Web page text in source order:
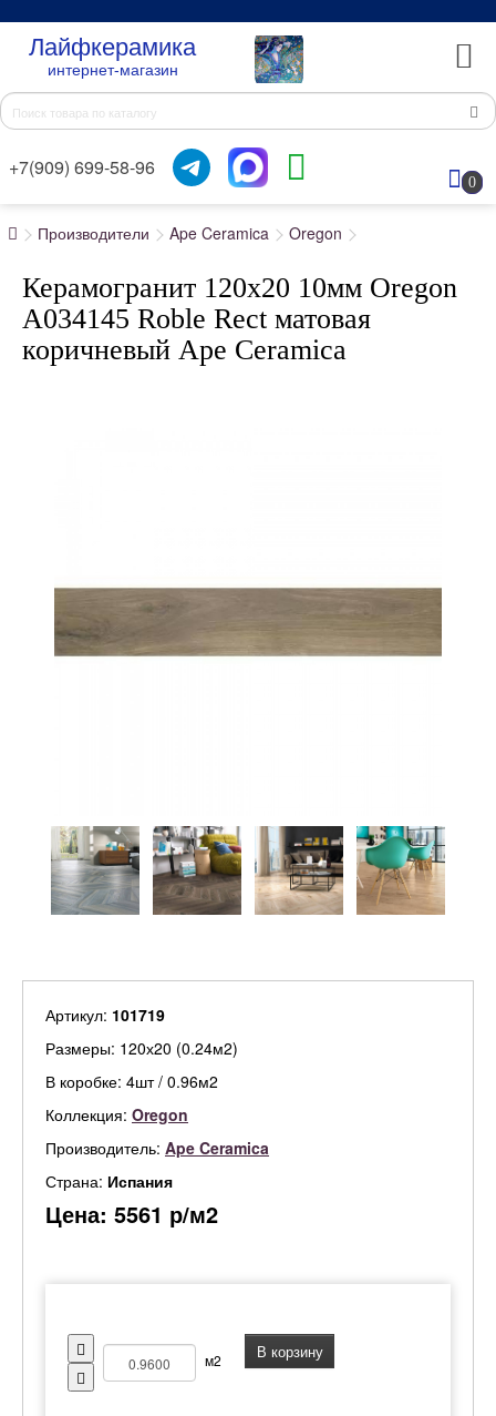
Лайфкерамика
интернет-магазин
+7(909) 699-58-96
0
Производители Ape Ceramica Oregon
Керамогранит 120x20 10мм Oregon
A034145 Roble Rect матовая
коричневый Ape Ceramica
Артикул: 101719
Размеры: 120х20 (0.24м2)
В коробке: 4шт / 0.96м2
Коллекция: Oregon
Производитель: Ape Ceramica
Страна: Испания
Цена: 5561 р/м2
м2 В корзину